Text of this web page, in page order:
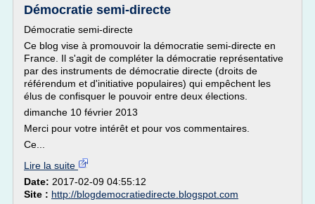
Démocratie semi-directe
Démocratie semi-directe
Ce blog vise à promouvoir la démocratie semi-directe en
France. Il s'agit de compléter la démocratie représentative
par des instruments de démocratie directe (droits de
référendum et d'initiative populaires) qui empêchent les
élus de confisquer le pouvoir entre deux élections.
dimanche 10 février 2013
Merci pour votre intérêt et pour vos commentaires.
Ce...
Lire la suite
Date: 2017-02-09 04:55:12
Site : http://blogdemocratiedirecte.blogspot.com